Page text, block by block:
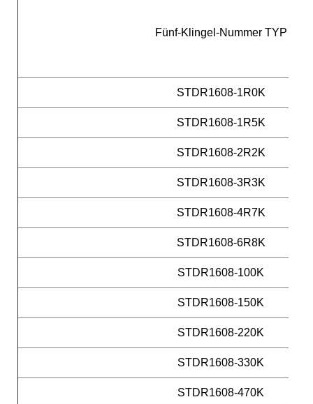
Fünf-Klingel-Nummer TYP
STDR1608-1R0K
STDR1608-1R5K
STDR1608-2R2K
STDR1608-3R3K
STDR1608-4R7K
STDR1608-6R8K
STDR1608-100K
STDR1608-150K
STDR1608-220K
STDR1608-330K
STDR1608-470K